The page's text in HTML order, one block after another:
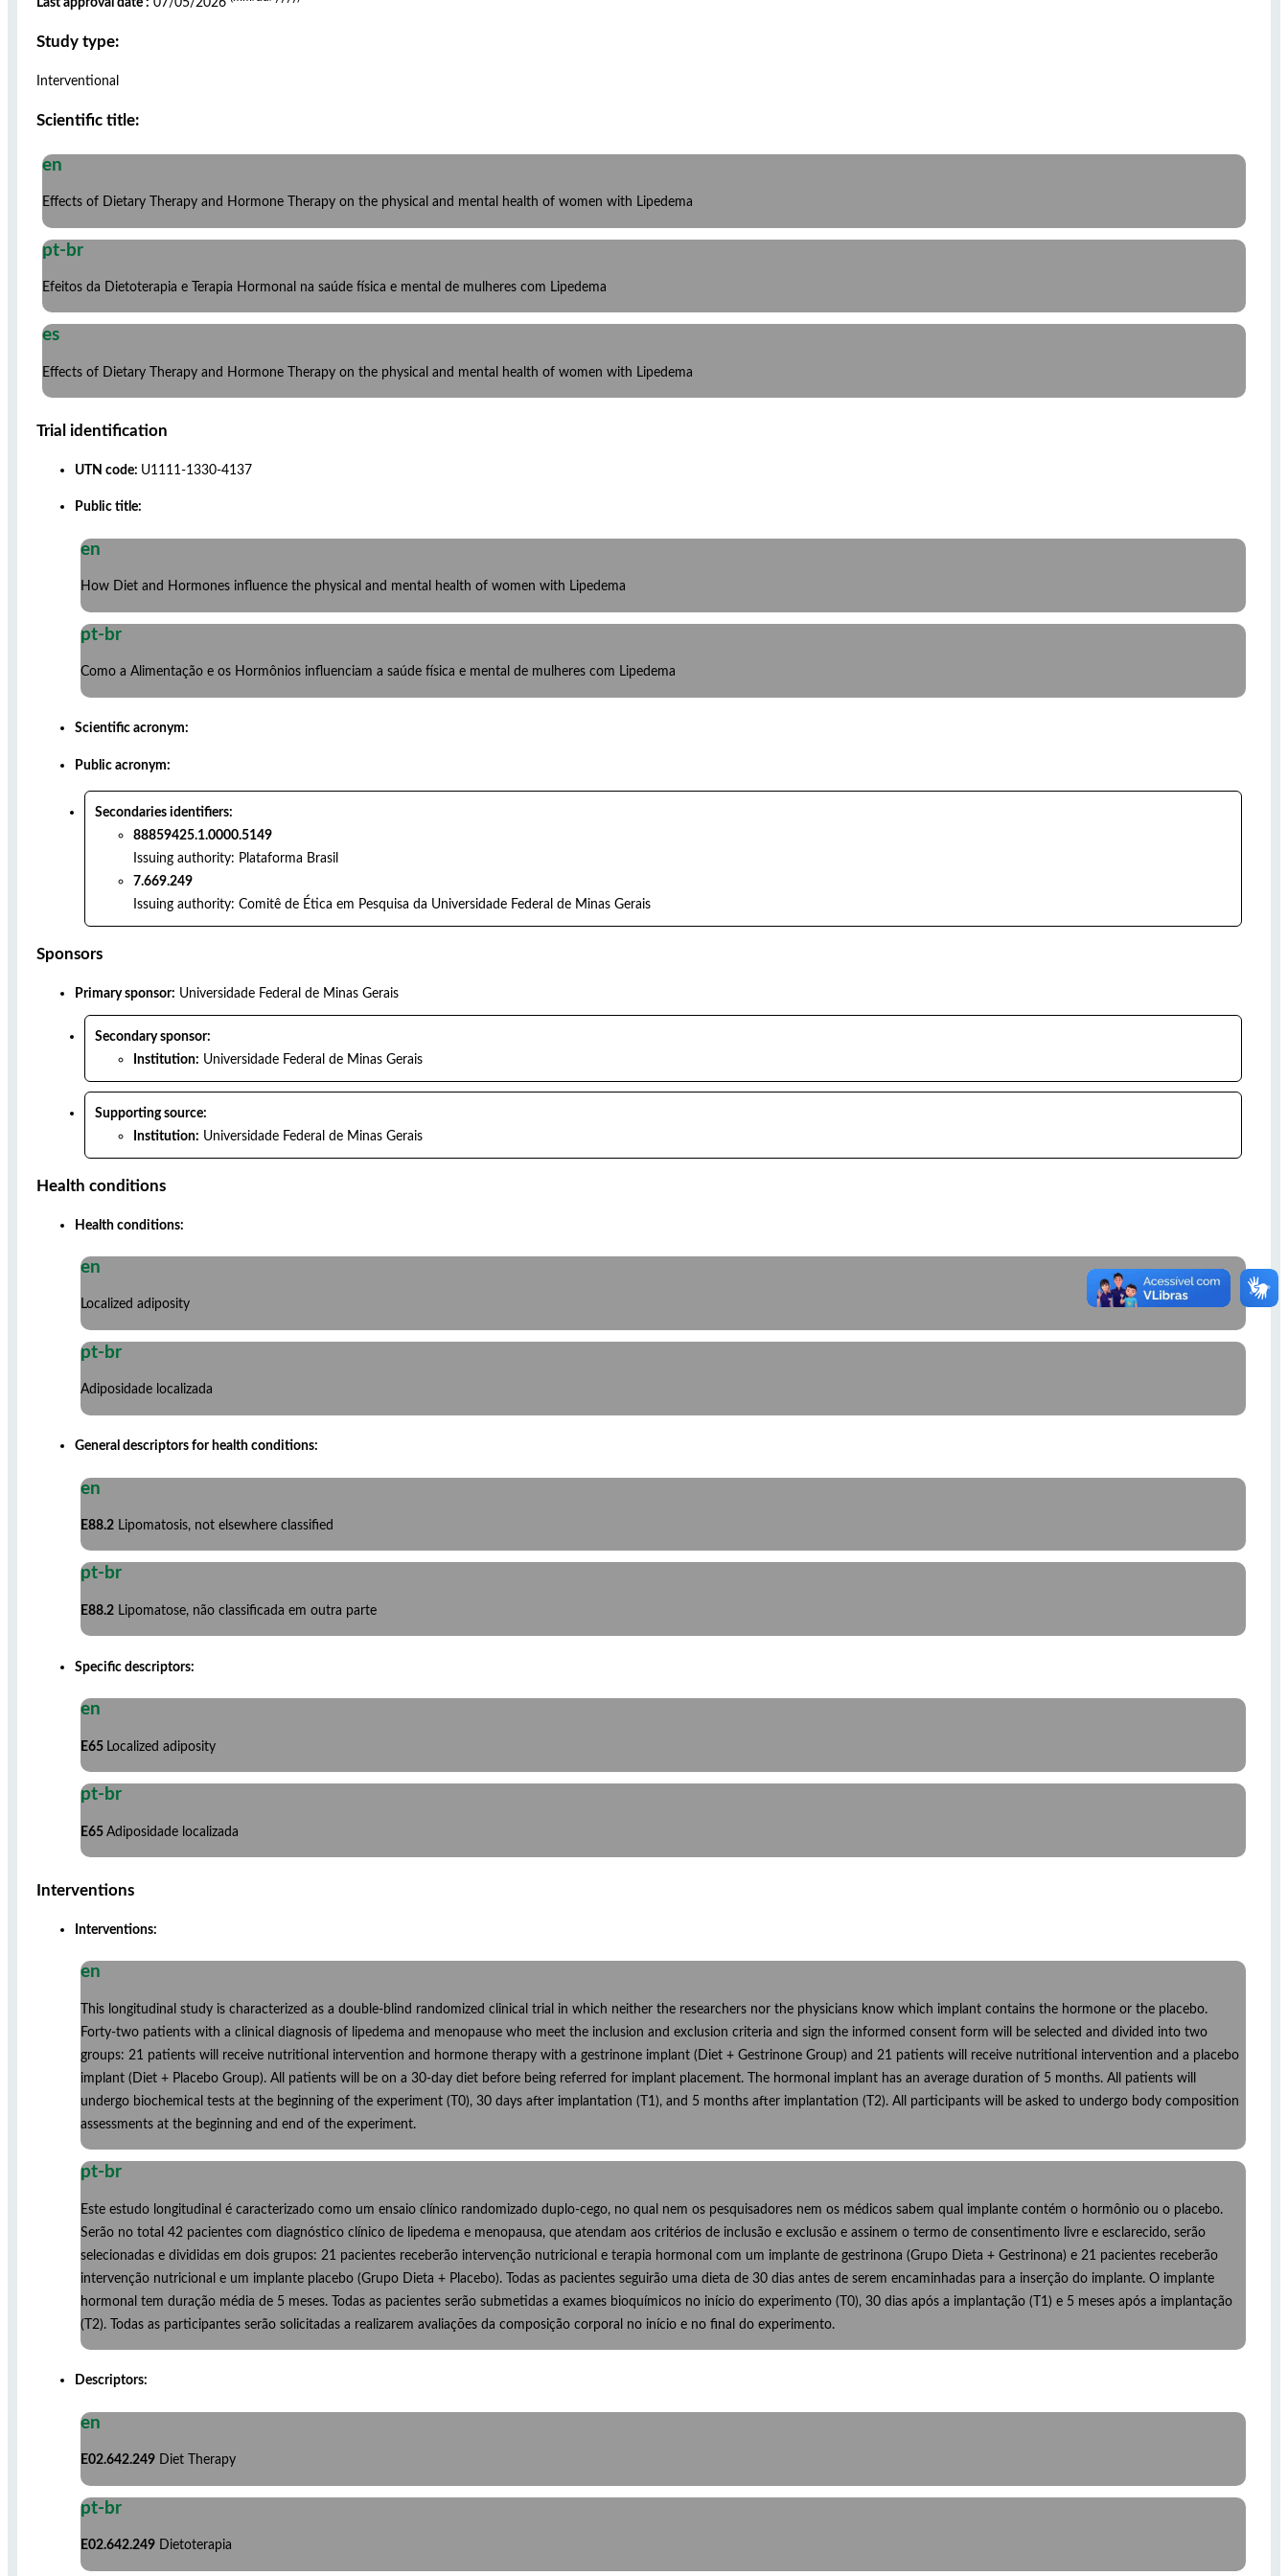
Study type:
Interventional
Scientific title:
en
Effects of Dietary Therapy and Hormone Therapy on the physical and mental health of women with Lipedema
pt-br
Efeitos da Dietoterapia e Terapia Hormonal na saúde física e mental de mulheres com Lipedema
es
Effects of Dietary Therapy and Hormone Therapy on the physical and mental health of women with Lipedema
Trial identification
UTN code: U1111-1330-4137
Public title:
en
How Diet and Hormones influence the physical and mental health of women with Lipedema
pt-br
Como a Alimentação e os Hormônios influenciam a saúde física e mental de mulheres com Lipedema
Scientific acronym:
Public acronym:
Secondaries identifiers:
88859425.1.0000.5149
Issuing authority: Plataforma Brasil
7.669.249
Issuing authority: Comitê de Ética em Pesquisa da Universidade Federal de Minas Gerais
Sponsors
Primary sponsor: Universidade Federal de Minas Gerais
Secondary sponsor:
Institution: Universidade Federal de Minas Gerais
Supporting source:
Institution: Universidade Federal de Minas Gerais
Health conditions
Health conditions:
en
Localized adiposity
pt-br
Adiposidade localizada
General descriptors for health conditions:
en
E88.2 Lipomatosis, not elsewhere classified
pt-br
E88.2 Lipomatose, não classificada em outra parte
Specific descriptors:
en
E65 Localized adiposity
pt-br
E65 Adiposidade localizada
Interventions
Interventions:
en
This longitudinal study is characterized as a double-blind randomized clinical trial in which neither the researchers nor the physicians know which implant contains the hormone or the placebo.
Forty-two patients with a clinical diagnosis of lipedema and menopause who meet the inclusion and exclusion criteria and sign the informed consent form will be selected and divided into two
groups: 21 patients will receive nutritional intervention and hormone therapy with a gestrinone implant (Diet + Gestrinone Group) and 21 patients will receive nutritional intervention and a placebo
implant (Diet + Placebo Group). All patients will be on a 30-day diet before being referred for implant placement. The hormonal implant has an average duration of 5 months. All patients will
undergo biochemical tests at the beginning of the experiment (T0), 30 days after implantation (T1), and 5 months after implantation (T2). All participants will be asked to undergo body composition
assessments at the beginning and end of the experiment.
pt-br
Este estudo longitudinal é caracterizado como um ensaio clínico randomizado duplo-cego, no qual nem os pesquisadores nem os médicos sabem qual implante contém o hormônio ou o placebo.
Serão no total 42 pacientes com diagnóstico clínico de lipedema e menopausa, que atendam aos critérios de inclusão e exclusão e assinem o termo de consentimento livre e esclarecido, serão
selecionadas e divididas em dois grupos: 21 pacientes receberão intervenção nutricional e terapia hormonal com um implante de gestrinona (Grupo Dieta + Gestrinona) e 21 pacientes receberão
intervenção nutricional e um implante placebo (Grupo Dieta + Placebo). Todas as pacientes seguirão uma dieta de 30 dias antes de serem encaminhadas para a inserção do implante. O implante
hormonal tem duração média de 5 meses. Todas as pacientes serão submetidas a exames bioquímicos no início do experimento (T0), 30 dias após a implantação (T1) e 5 meses após a implantação
(T2). Todas as participantes serão solicitadas a realizarem avaliações da composição corporal no início e no final do experimento.
Descriptors:
en
E02.642.249 Diet Therapy
pt-br
E02.642.249 Dietoterapia